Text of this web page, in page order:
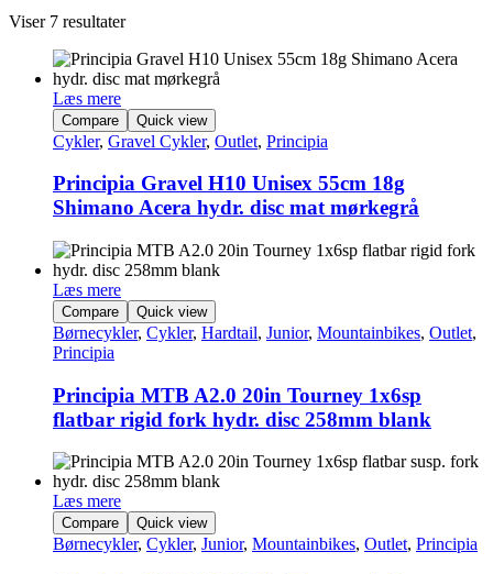
Viser 7 resultater
Læs mere
Compare Quick view
Cykler, Gravel Cykler, Outlet, Principia
Principia Gravel H10 Unisex 55cm 18g
Shimano Acera hydr. disc mat mørkegrå
Læs mere
Compare Quick view
Børnecykler, Cykler, Hardtail, Junior, Mountainbikes, Outlet,
Principia
Principia MTB A2.0 20in Tourney 1x6sp
flatbar rigid fork hydr. disc 258mm blank
Læs mere
Compare Quick view
Børnecykler, Cykler, Junior, Mountainbikes, Outlet, Principia